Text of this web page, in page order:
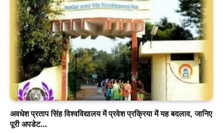
अवधेश प्रताप सिंह विश्वविद्यालय में प्रवेश प्रक्रिया में यह बदलाव, जानिए
पूरी अपडेट…